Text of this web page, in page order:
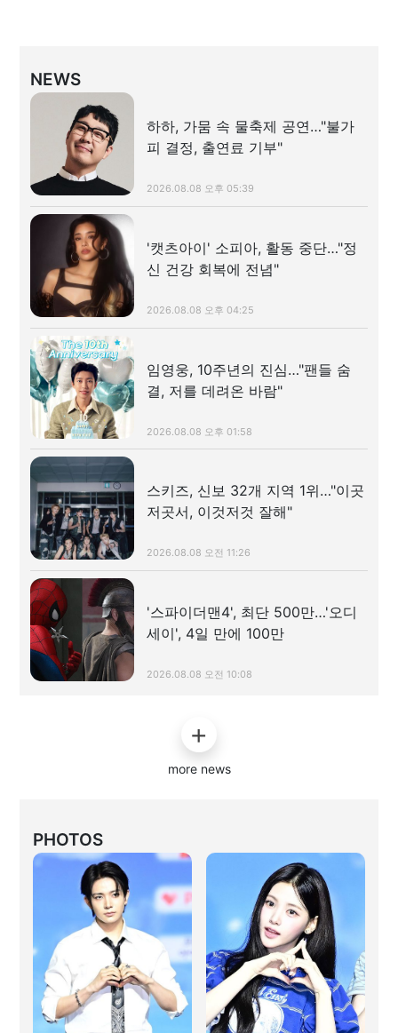
NEWS
하하, 가뭄 속 물축제 공연…"불가
피 결정, 출연료 기부"
2026.08.08 오후 05:39
'캣츠아이' 소피아, 활동 중단…"정
신 건강 회복에 전념"
2026.08.08 오후 04:25
임영웅, 10주년의 진심…"팬들 숨
결, 저를 데려온 바람"
2026.08.08 오후 01:58
스키즈, 신보 32개 지역 1위…"이곳
저곳서, 이것저것 잘해"
2026.08.08 오전 11:26
'스파이더맨4', 최단 500만…'오디
세이', 4일 만에 100만
2026.08.08 오전 10:08
more news
PHOTOS